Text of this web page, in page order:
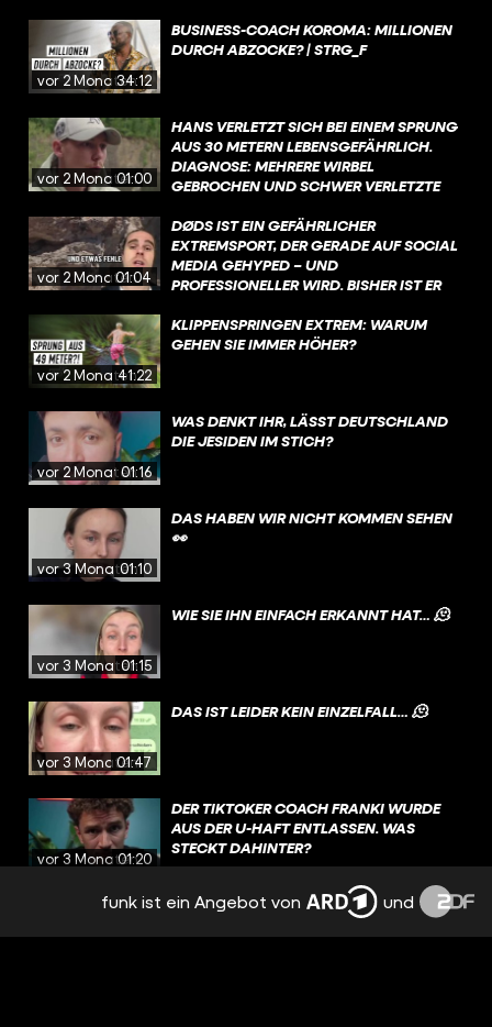
SCHLAPPEN MIT SEINER
VERANTWORTUNG ALS CREATOR UM?
vor 2 Monaten
34:12
BUSINESS-COACH KOROMA: MILLIONEN
DURCH ABZOCKE? | STRG_F
vor 2 Monaten
01:00
HANS VERLETZT SICH BEI EINEM SPRUNG
AUS 30 METERN LEBENSGEFÄHRLICH.
DIAGNOSE: MEHRERE WIRBEL
GEBROCHEN UND SCHWER VERLETZTE
30 METERN SPRINGEN.
vor 2 Monaten
01:04
DØDS IST EIN GEFÄHRLICHER
EXTREMSPORT, DER GERADE AUF SOCIAL
MEDIA GEHYPED – UND
PROFESSIONELLER WIRD. BISHER IST ER
SOFIE WILL DAS ÄNDERN UND DØDST
SELBST SEIT ETWA EINEM JAHR.
vor 2 Monaten41:22
KLIPPENSPRINGEN EXTREM: WARUM
GEHEN SIE IMMER HÖHER?
vor 2 Monaten01:16
WAS DENKT IHR, LÄSST DEUTSCHLAND
DIE JESIDEN IM STICH?
vor 3 Monaten01:10
DAS HABEN WIR NICHT KOMMEN SEHEN
👀
vor 3 Monaten01:15
WIE SIE IHN EINFACH ERKANNT HAT… 🫠
vor 3 Monaten
01:47
DAS IST LEIDER KEIN EINZELFALL… 🫠
vor 3 Monaten
01:20
DER TIKTOKER COACH FRANKI WURDE
AUS DER U-HAFT ENTLASSEN. WAS
STECKT DAHINTER?
JESIDEN IN DEUTSCHLAND: SIND SIE
funk ist ein Angebot von und